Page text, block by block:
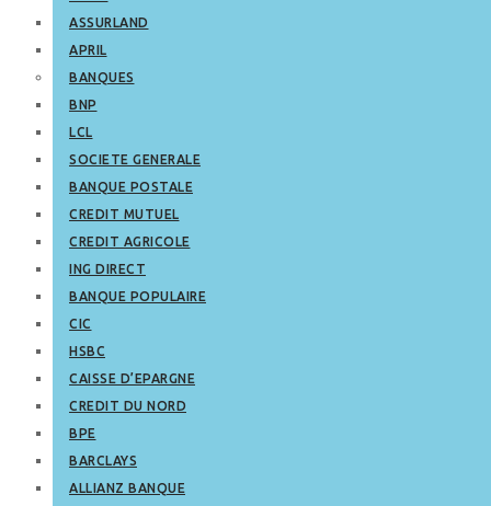
ASSURLAND
APRIL
BANQUES
BNP
LCL
SOCIETE GENERALE
BANQUE POSTALE
CREDIT MUTUEL
CREDIT AGRICOLE
ING DIRECT
BANQUE POPULAIRE
CIC
HSBC
CAISSE D’EPARGNE
CREDIT DU NORD
BPE
BARCLAYS
ALLIANZ BANQUE